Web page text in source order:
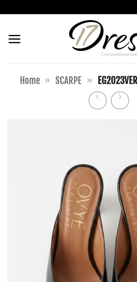
Home » SCARPE »